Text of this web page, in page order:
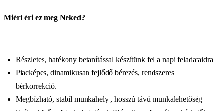
Miért éri ez meg Neked?
Részletes, hatékony betanítással készítünk fel a napi feladataidra
Piacképes, dinamikusan fejlődő bérezés, rendszeres
bérkorrekció.
Megbízható, stabil munkahely , hosszú távú munkalehetőség